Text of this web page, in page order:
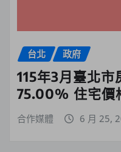
台北 政府
115年3月臺北
75.00% 住宅價
合作媒體 6 月 25,